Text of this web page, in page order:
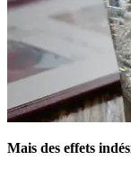
Mais des effets